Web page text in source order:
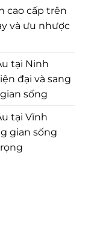
cao cấp trên
và ưu nhược
tại Ninh
đại và sang
sống
tại Vĩnh
gian sống